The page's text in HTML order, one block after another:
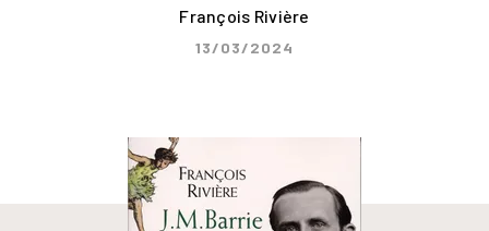
François Rivière
13/03/2024